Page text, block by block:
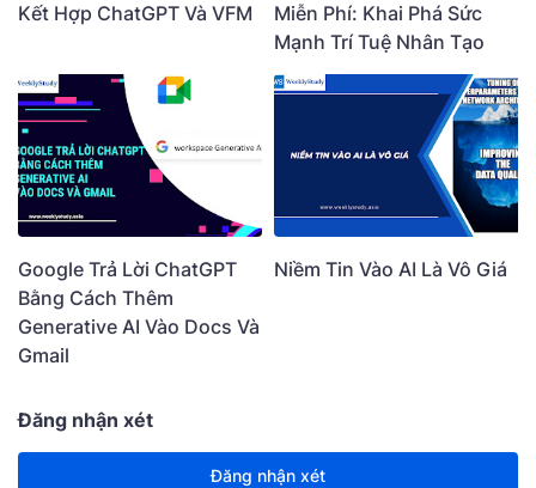
Kết Hợp ChatGPT Và VFM
Miễn Phí: Khai Phá Sức
Mạnh Trí Tuệ Nhân Tạo
Google Trả Lời ChatGPT
Bằng Cách Thêm
Generative AI Vào Docs Và
Gmail
Niềm Tin Vào AI Là Vô Giá
Đăng nhận xét
Đăng nhận xét